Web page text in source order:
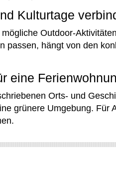
Kulturtage
Outdoor-
passen, hängt von den
eine
Orts- und
grünere Umgebung. Für